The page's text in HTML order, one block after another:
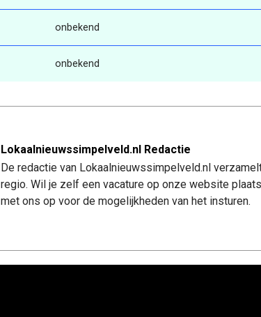
onbekend
onbekend
Lokaalnieuwssimpelveld.nl Redactie
De redactie van Lokaalnieuwssimpelveld.nl
regio. Wil je zelf een vacature op onze website
met ons op voor de mogelijkheden van het insturen.